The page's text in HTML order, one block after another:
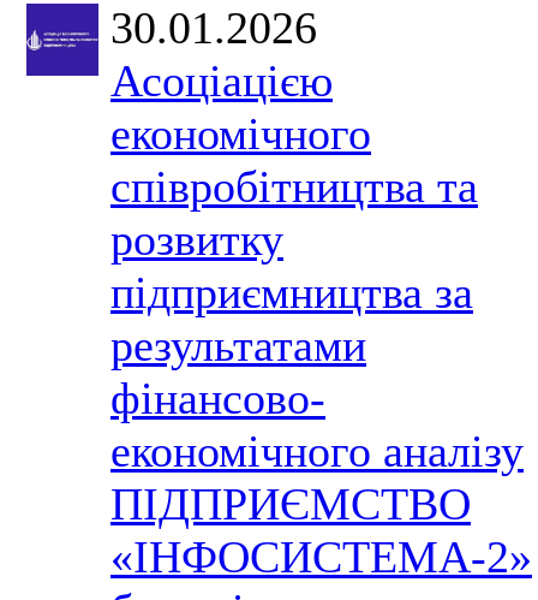
30.01.2026
Асоціацією
економічного
співробітництва та
розвитку
підприємництва за
результатами
фінансово-
економічного аналізу
ПІДПРИЄМСТВО
«ІНФОСИСТЕМА-2»